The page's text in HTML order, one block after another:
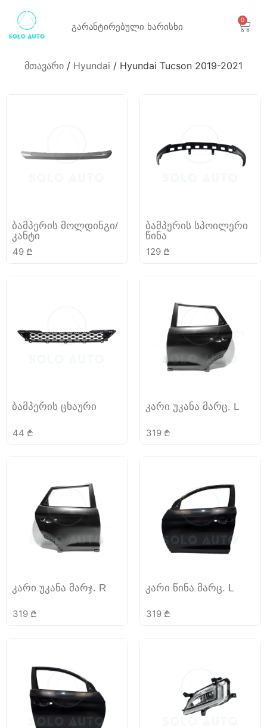
გარანტირებული ხარისხი
0
მთავარი / Hyundai / Hyundai Tucson 2019-2021
ბამპერის მოლდინგი/
კანტი
49 ₾
ბამპერის სპოილერი
წინა
129 ₾
ბამპერის ცხაური
44 ₾
კარი უკანა მარც. L
319 ₾
კარი უკანა მარჯ. R
319 ₾
კარი წინა მარც. L
319 ₾